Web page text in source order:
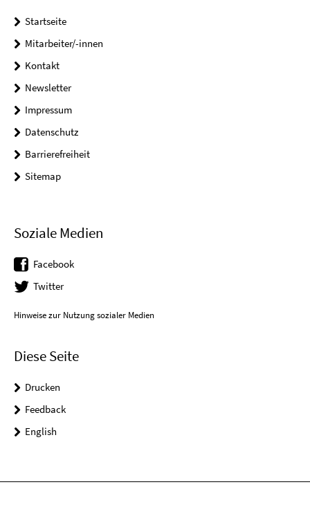
Startseite
Mitarbeiter/-innen
Kontakt
Newsletter
Impressum
Datenschutz
Barrierefreiheit
Sitemap
Soziale Medien
Facebook
Twitter
Hinweise zur Nutzung sozialer Medien
Diese Seite
Drucken
Feedback
English